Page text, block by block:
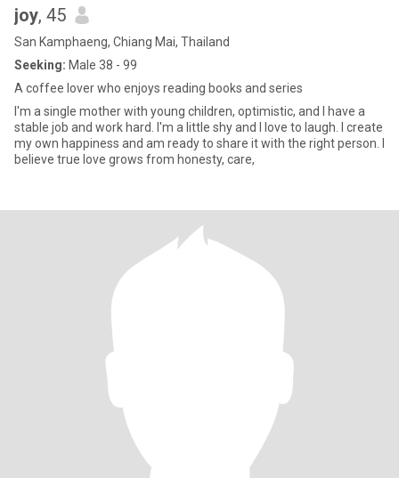
joy, 45
San Kamphaeng, Chiang Mai, Thailand
Seeking: Male 38 - 99
A coffee lover who enjoys reading books and series
I'm a single mother with young children, optimistic, and I have a
stable job and work hard. I'm a little shy and I love to laugh. I create
my own happiness and am ready to share it with the right person. I
believe true love grows from honesty, care,